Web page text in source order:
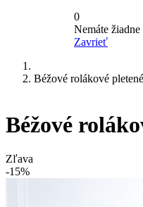
0
Nemáte
Zavrieť
Béžové rolákové
Béžové
Zľava
-15%